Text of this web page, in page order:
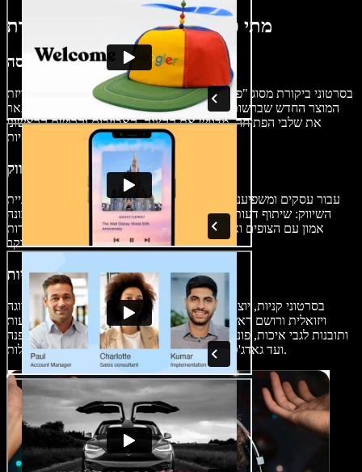
מתי כדאי להשתמש בסרטוני ביקורת
סרטוני פתיחת קופסה (Unboxing)
בסרטוני ביקורת מסוג "פתיחת קופסה" יוצר התוכן מציג וחושף את אריזת
המוצר החדש שברשותו, ויוצר תחושת ציפייה אצל הצופים. הוא מתאר
את שלבי הפתיחה, מדגיש את ההצגה, האביזרים והרושם הראשוני
סרטוני שיווק
עבור עסקים ומשפיענים, סרטוני ביקורת הם כלי עוצמתי באסטרטגיית
השיווק: שיתוף דעות וחוויות אמיתיות מגביר את חשיפת המותג, בונה
אמון עם הצופים ואף עשוי להגדיל את המכירות של מוצר או שירות
מסוקר.
סרטוני קניות (Haul Videos)
בסרטוני קניות, יוצרי התוכן מציגים מגוון פריטים שרכשו, עם תצוגה
ויזואלית ורושם ראשוני. לאורך הסרטון הם משתפים ביקורות, דעות
ותובנות לגבי איכות, פונקציונליות או יחס העלות-תועלת – ממוצרי אופנה
ועד גאדג'טים – כדי לסייע לצופים לקבל החלטות מושכלות.